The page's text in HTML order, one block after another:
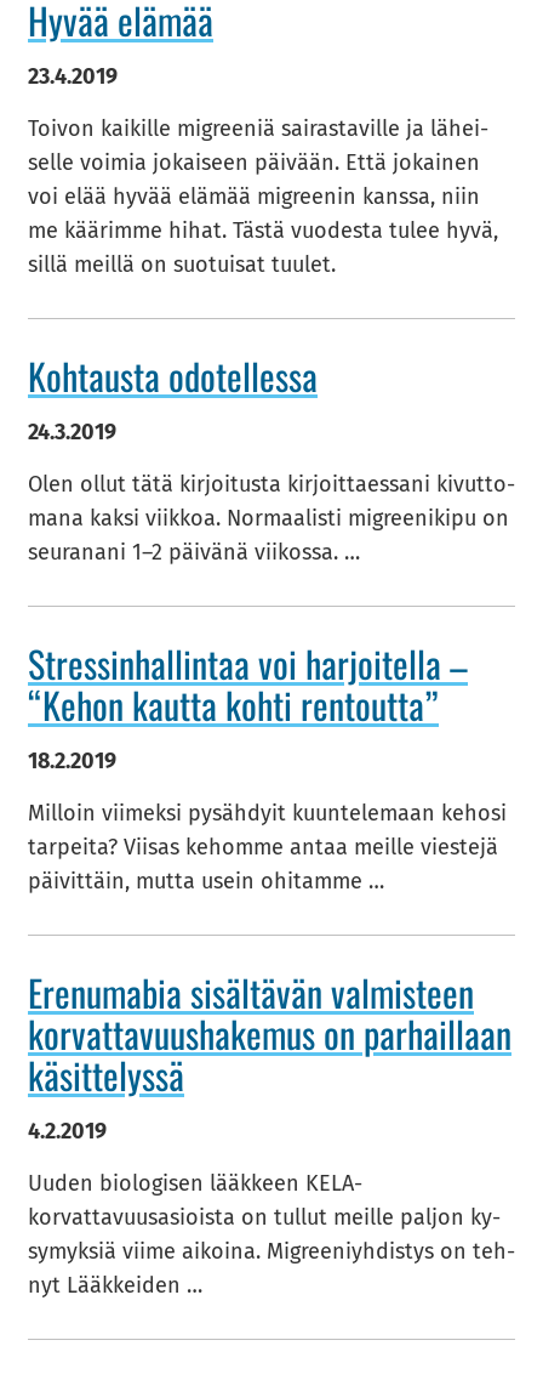
Hyvää elä­mää
23.4.2019
Toi­von kai­kil­le migree­niä sai­ras­ta­vil­le ja lä­hei­
sel­le voi­mia jo­kai­seen päi­vään. Että jo­kai­nen
voi elää hyvää elä­mää migree­nin kans­sa, niin
me kää­rim­me hihat. Tästä vuo­des­ta tulee hyvä,
sillä meil­lä on suo­tui­sat tuu­let.
Koh­taus­ta odo­tel­les­sa
24.3.2019
Olen ollut tätä kir­joi­tus­ta kir­joit­taes­sa­ni ki­vut­to­
ma­na kaksi viik­koa. Nor­maa­lis­ti migree­ni­ki­pu on
seu­ra­na­ni 1–2 päi­vä­nä vii­kos­sa. …
Stres­sin­hal­lin­taa voi har­joi­tel­la –
“Kehon kaut­ta kohti ren­tout­ta”
18.2.2019
Mil­loin vii­mek­si py­säh­dyit kuun­te­le­maan ke­ho­si
tar­pei­ta? Vii­sas ke­hom­me antaa meil­le vies­te­jä
päi­vit­täin, mutta usein ohi­tam­me …
Ere­nu­ma­bia si­säl­tä­vän val­mis­teen
kor­vat­ta­vuus­ha­ke­mus on par­hail­laan
kä­sit­te­lys­sä
4.2.2019
Uuden bio­lo­gi­sen lääk­keen KELA-​
korvattavuusasioista on tul­lut meil­le pal­jon ky­
sy­myk­siä viime ai­koi­na. Migree­niyh­dis­tys on teh­
nyt Lääk­kei­den …